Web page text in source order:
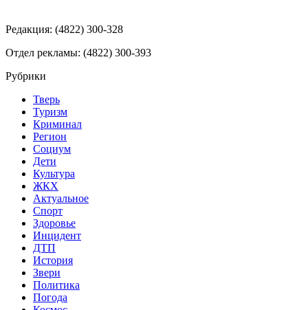
Редакция: (4822) 300-328
Отдел рекламы: (4822) 300-393
Рубрики
Тверь
Туризм
Криминал
Регион
Социум
Дети
Культура
ЖКХ
Актуальное
Спорт
Здоровье
Инцидент
ДТП
История
Звери
Политика
Погода